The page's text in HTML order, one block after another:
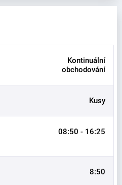
Kontinuální
obchodování
Kusy
08:50 - 16:25
8:50